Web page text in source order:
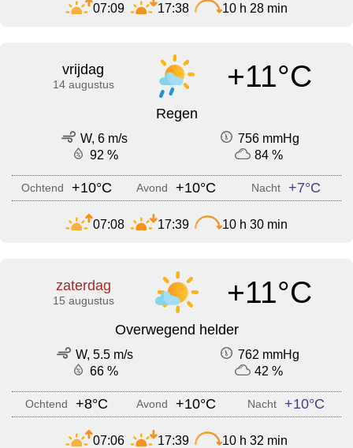
07:09 17:38 10 h 28 min
vrijdag
14 augustus +11°C
Regen
W, 6 m/s
756 mmHg
92 %
84 %
Ochtend +10°C Avond +10°C Nacht +7°C
07:08 17:39 10 h 30 min
zaterdag
15 augustus +11°C
Overwegend helder
W, 5.5 m/s
762 mmHg
66 %
42 %
Ochtend +8°C Avond +10°C Nacht +10°C
07:06 17:39 10 h 32 min